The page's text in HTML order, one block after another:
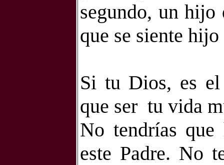
segundo, un hijo
que se siente
Si tu Dios, es el
que ser tu vida
No tendrías
este Padre. No